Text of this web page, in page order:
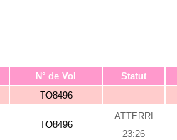
N° de Vol Statut
TO8496
TO8496
ATTERRI
23:26